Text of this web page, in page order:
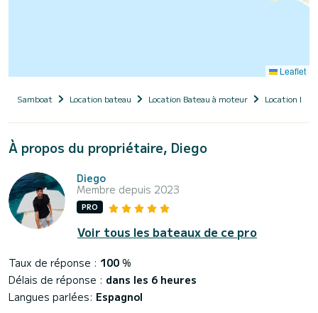
Leaflet
Samboat Location bateau Location Bateau à moteur Location
À propos du propriétaire, Diego
Diego
Membre depuis 2023
PRO
Voir tous les bateaux de ce pro
Taux de réponse : 100 %
Délais de réponse : dans les 6 heures
Langues parlées: Espagnol